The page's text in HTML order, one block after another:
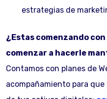
estrategias de
¿Estas comenzando
comenzar a hacerle
Contamos con planes de
acompañamiento para